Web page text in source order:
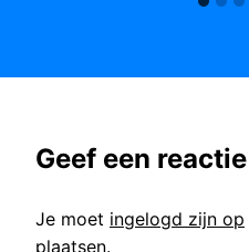
Geef een reactie
Je moet ingelogd zijn op
plaatsen.